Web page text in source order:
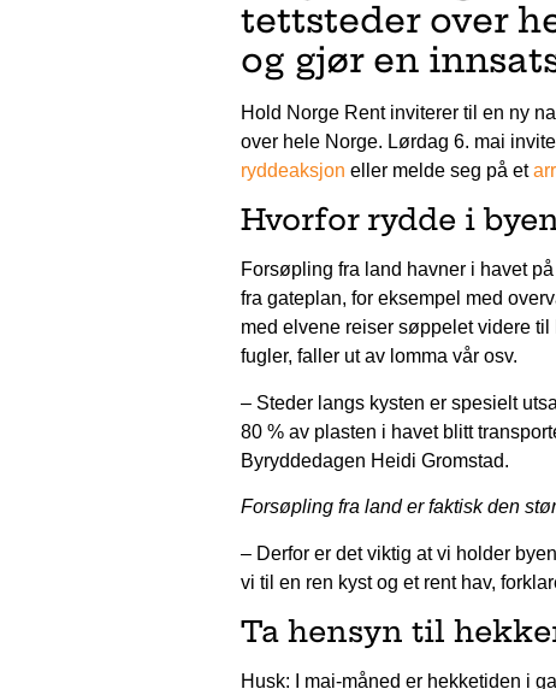
tettsteder over
og gjør en
Hold Norge Rent inviterer til en ny
over hele Norge. Lørdag 6. mai
ryddeaksjon eller melde seg på et
Hvorfor rydde i
Forsøpling fra land havner i havet
fra gateplan, for eksempel med
med elvene reiser søppelet videre
fugler, faller ut av lomma vår osv.
– Steder langs kysten er spesielt
80 % av plasten i havet blitt
Byryddedagen Heidi Gromstad.
Forsøpling fra land er faktisk den
– Derfor er det viktig at vi holder
vi til en ren kyst og et rent hav,
Ta hensyn til
Husk: I mai-måned er hekketiden i